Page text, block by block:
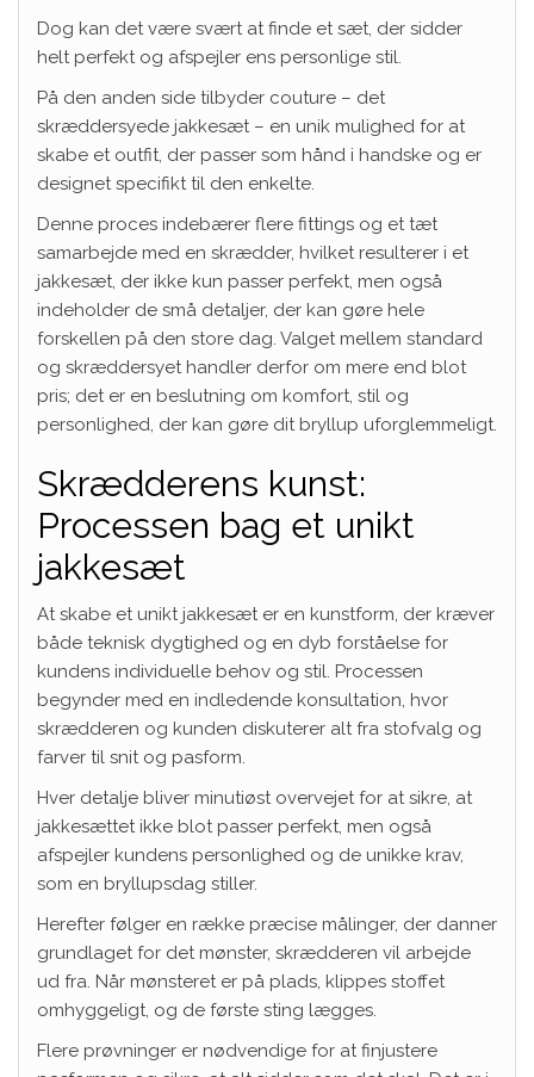
Dog kan det være svært at finde et sæt, der sidder
helt perfekt og afspejler ens personlige stil.
På den anden side tilbyder couture – det
skræddersyede jakkesæt – en unik mulighed for at
skabe et outfit, der passer som hånd i handske og er
designet specifikt til den enkelte.
Denne proces indebærer flere fittings og et tæt
samarbejde med en skrædder, hvilket resulterer i et
jakkesæt, der ikke kun passer perfekt, men også
indeholder de små detaljer, der kan gøre hele
forskellen på den store dag. Valget mellem standard
og skræddersyet handler derfor om mere end blot
pris; det er en beslutning om komfort, stil og
personlighed, der kan gøre dit bryllup uforglemmeligt.
Skrædderens kunst:
Processen bag et unikt
jakkesæt
At skabe et unikt jakkesæt er en kunstform, der kræver
både teknisk dygtighed og en dyb forståelse for
kundens individuelle behov og stil. Processen
begynder med en indledende konsultation, hvor
skrædderen og kunden diskuterer alt fra stofvalg og
farver til snit og pasform.
Hver detalje bliver minutiøst overvejet for at sikre, at
jakkesættet ikke blot passer perfekt, men også
afspejler kundens personlighed og de unikke krav,
som en bryllupsdag stiller.
Herefter følger en række præcise målinger, der danner
grundlaget for det mønster, skrædderen vil arbejde
ud fra. Når mønsteret er på plads, klippes stoffet
omhyggeligt, og de første sting lægges.
Flere prøvninger er nødvendige for at finjustere